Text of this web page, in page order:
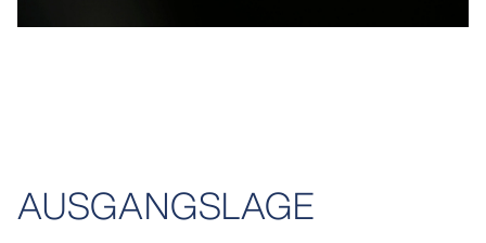
AUSGANGSLAGE